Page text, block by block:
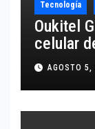
Tecnología
Oukitel
celular
10,600
AGOSTO 5,